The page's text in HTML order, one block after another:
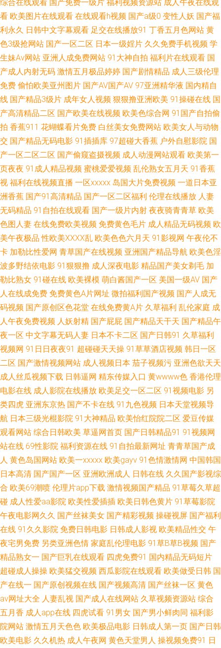
址 亚洲成人午夜剧场 51AV国产 成人福利软件导航 91黑丝美女诱惑 欧美不
卡交配视频 俺去也激情文学 91网在线 色亭亭福利导航 AV在线资源站 91高
清免费视频 日本婷婷 亚洲九九 超碰人人摸人人操 韩日色资源 18禁黄站 福
利嫩草在线导航 av撸撸com 91白丝足交 欧美野外性V 天天干精品 无码爆乳
久久 欧美激情熟妇 狠狠干哦日本 尤物网站91 91白丝美女 无码论坛 操逼首
页 91熊猫tv网页 51福利视频导航 男人午夜影院 久草最新网址 极品户外露出
国产精品第36页 人人射人人 国产91在线观看 欧美成人手机版 91人妻人人干
爱豆传媒九色视频 超碰97在线看 日韩免费成人网站 精品久久超碰 国语精品
在线久久 欧美岛国网站 日韩黄色AV网站 日本3级中文字幕 91大神最新地址
51黑料福利社 深夜视频福利无码 超碰超逼 精品中文在线 91永久 岛国搬运最
新网址 浮力麻豆影院 超碰碰人人操 在线观看国产91 91超碰资源站 豆花国产
大香蕉视频99 美女干逼 伊人一线二线 人人操操 国产白丝探花 六月天色色网
站 超碰人妻日韩 欧美成人日韩中文 日韩成人综合网 97不卡视频 国产偷自第
AV 91主播福利视频 在线观看视频污 国产精品第8页 狠狠干狠狠艹 av狼人社
av 国产VA在线 97不卡视频 青青草中文娱乐网 91叉啊插 国产岳母理论9 免
费久久伊人网 97欧美超碰在线 久久尤物天堂 巨乳福利导航 日韩福利 精品国
产乱子伦 老司机午夜影院 内射网站国产二区 97亚洲中文字幕 欧美性爱派对
网站 日韩啪啪在线视频 白丝学姐在线自慰 91色超碰香蕉 99热大 超碰人人骑
狼友97 91人妻在线 91大神高清无码 午夜偷拍福利 在线天堂资源 韩日1区 日
韩性欧美 午夜成人AV 视频三级久久 午夜福利10 浮力操操逼 亚洲成人黄色网
址 日本韩国不卡 欧美性爱1 少妇福利姬91 日本视频专区 欧美色图日本 草青
青网站 国产美女 97福利社区视频 老熟女人ass 国产地址一二 影音先锋色精
东 久草免费福利资源 91黑丝av a片在线网站 91fuli在线 日韩一级片VV 午夜
福利三级导航 久草作爱 五月涩婷婷导航 成人色福利导航 AV偷拍偷窥 亚洲男
综合在线观看 国产免费一级片 福利视频资源站 成人午夜在线观
看 欧美图片在线观看 在线观看h视频 国产a级0 变性人妖 国产福
利永久 日韩中文字幕观看 足交在线播放91 丁香五月色网站 黄
色3级抢网站 国产一区二区 日本一级婬片 久久免费手机视频 学
生妹Av网站 亚洲人成免费网站 91大神自拍 福利片在线观看 国
产成人内射无码 激情五月极品婷婷 国产剧情精品 成人三级伦理
免费 偷怕欧美亚州图片 国产AV国产AV 97亚洲精华液 国内精自
线 国产精品3级片 成年女人视频 狠狠撸亚洲欧美 91操碰在线 国
产高清精品二区 国产欧美在线视频 欧美色综合网 91国产自拍偷
拍 香蕉911 花蝴蝶看片免费 白丝美女免费网站 欧美女人与动物
交 国产精品无码电影 91插插库 97超碰大香蕉 户外自慰影院 国
产一区二区二区 国产偷窥盗摄视频 成人动漫网站观看 欧美第一
页夜夜 91成人精品视频 蜜桃爱爱视频 乱伦熟女五月天 91香蕉
视 福利在线视频直播 一区xxxxx 岛国大片免费视频 一道日本亚
洲香蕉 国产91高清精品 国产一区二区福利 伦理在线播放 人妻
无码精品 91自拍在线观看 国产一级片内射 夜夜骑青青草 欧美
色图人妻 在线免费欧美视频 免费黄色毛片 成人精品无码视频 欧
美午夜极品 性欧美ⅩⅩⅩⅩ乱 欧美色色六月天 91影视网 午夜伦不
卡 加勒比性爱网 青草国产在线视频 亚洲国产精品导航 欧美色淫
波多野结依电影 91狠狠撸 成人深夜电影 精品国产美女剃毛 加
勒比熟女 91碰在线 欧美裸模 萌白酱国产一区 美国一级AV 国产
人在线成免费 免费黄色A片网址 微拍福利国产视频 国产人成无
码视频 国产原创区色花堂 在线免费黄A片 久草福利 乱伦家庭 成
人午夜免费视频 人妖射精 国产屁屁 国产精品天干天 国产精品午
夜一区 中文字幕无码人妻 日本不卡二区 国产日韩91 久草福利
视频网 91日日夜夜91 超碰碰天天操 91草草酒店视频 韩日一区
二区 国产激情视频网站 成人视频日本 茄子视频污 亚洲色欲天天
成人丝瓜视频下载 日韩逼网 精东传媒入口 黄wwww色 香港伦理
电影在线 成人影院在线播放 欧美足交一区二区 91视频电影 另
类四虎 亚洲东京热 国产不卡在线 91九色视频 日本天堂视频导
航 日本三级光棍影院 91大神精品 欧美怡红院院二区 爱豆传媒
观看网站 综合日韩欧美 草逼网首页 国产日韩精品91 91视频网
站在线 69性影院 福利资源在线 91自拍最新网址 青青草国产成
人 黄色岛国网站 欧美一xxxxx 欧美gayv 91色情激情网 中国韩国
日本高清 国产国产一区 亚洲欧洲成人 日韩在线 久久国产影视综
合 欧美69潮喷 伦理片app下载 激情视频国产精品 91草莓久草超
碰 成人性爱aa影院 欧美性爱插插 欧美日韩色黄片 91草莓影院
午夜电影网久久 国产丝袜美女 国产精彩视频 操碰视屏 国产福利
在线 91久久影院 免费日韩电影 日韩成人影视 欧美精品性交 午
夜宅男免费 另类亚洲色情 家庭乱伦理电影 91草B草B视频 国产
精品熟女一 国产巨乳在线观看 四虎免费91 国内精品无码短片
超碰成人操操 欧美猛交视频 西瓜影院在线观看 欧美做受日韩 国
产在线一 国产原创视频在线 国产视频高清 国产丝袜一区 黄色
av网址大全 人妻乱视 国产成人在线网站 久草视频资源站 综合
五月香 成人app在线 四虎试看 91男女 国产男小鲜肉同 福利影
院网站 激情五月天色色 欧美极品电影 日韩成人第一页 国产日韩
欧美电影 久久机热 成人午夜网 黄色天堂男人 操视频免费91 日